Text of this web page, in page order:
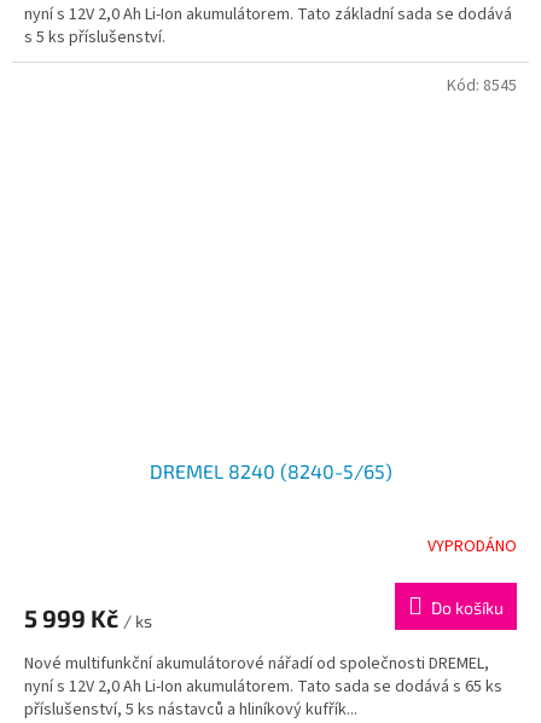
nyní s 12V 2,0 Ah Li-Ion akumulátorem. Tato základní sada se dodává
s 5 ks příslušenství.
DREMEL 8240 (8240-5/65)
VYPRODÁNO
5 999 Kč / ks
Do košíku
Nové multifunkční akumulátorové nářadí od společnosti DREMEL,
nyní s 12V 2,0 Ah Li-Ion akumulátorem. Tato sada se dodává s 65 ks
příslušenství, 5 ks nástavců a hliníkový kufřík...
Kód: 8545